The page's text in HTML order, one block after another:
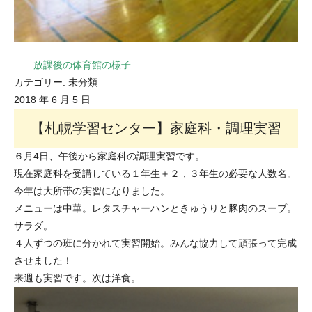
放課後の体育館の様子
カテゴリー: 未分類
2018 年 6 月 5 日
【札幌学習センター】家庭科・調理実習
６月4日、午後から家庭科の調理実習です。
現在家庭科を受講している１年生＋２，３年生の必要な人数名。
今年は大所帯の実習になりました。
メニューは中華。レタスチャーハンときゅうりと豚肉のスープ。
サラダ。
４人ずつの班に分かれて実習開始。みんな協力して頑張って完成
させました！
来週も実習です。次は洋食。